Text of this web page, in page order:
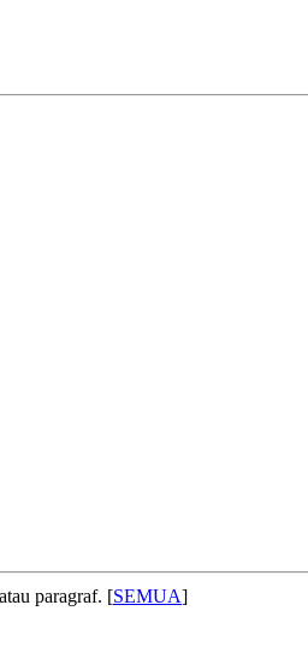
paragraf. [SEMUA]